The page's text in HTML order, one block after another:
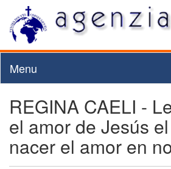
Menu
REGINA CAELI -
el amor de Jesús
nacer el amor en